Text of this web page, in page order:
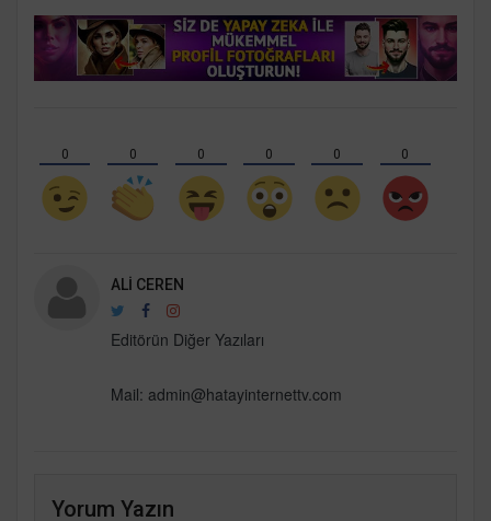
0 0 0 0 0 0
ALI CEREN
Editörün Diğer Yazıları
Mail: admin@hatayinternettv.com
Yorum Yazın